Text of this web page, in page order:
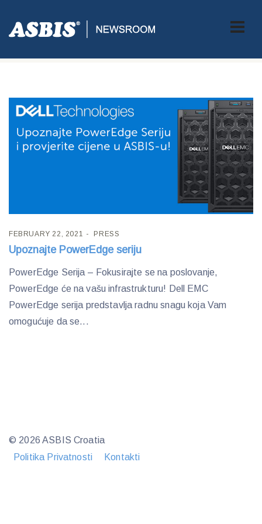
Tag:PowerEdge_Feb21
FEBRUARY 22, 2021 PRESS
Upoznajte PowerEdge seriju
PowerEdge Serija – Fokusirajte se na poslovanje,
PowerEdge će na vašu infrastrukturu! Dell EMC
PowerEdge serija predstavlja radnu snagu koja Vam
omogućuje da se...
© 2026 ASBIS Croatia
Politika Privatnosti
Kontakti